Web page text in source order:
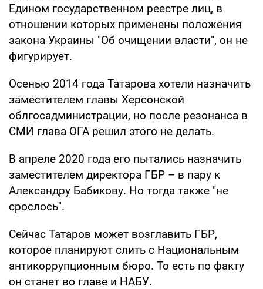
Едином государственном реестре лиц, в
отношении которых применены положения
закона Украины "Об очищении власти", он не
фигурирует.
Осенью 2014 года Татарова хотели назначить
заместителем главы Херсонской
облгосадминистрации, но после резонанса в
СМИ глава ОГА решил этого не делать.
В апреле 2020 года его пытались назначить
заместителем директора ГБР – в пару к
Александру Бабикову. Но тогда также "не
срослось".
Сейчас Татаров может возглавить ГБР,
которое планируют слить с Национальным
антикоррупционным бюро. То есть по факту
он станет во главе и НАБУ.